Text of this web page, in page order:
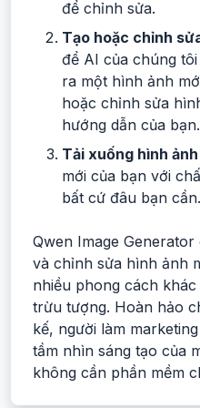
để chỉnh sửa.
Tạo hoặc chỉnh
để AI của chúng
ra một hình ảnh
hoặc chỉnh sửa
hướng dẫn của bạn.
Tải xuống hình
mới của bạn với
bất cứ đâu bạn cần.
Qwen Image
và chỉnh sửa hình ảnh
nhiều phong cách
trừu tượng. Hoàn hảo
kế, người làm
tầm nhìn sáng tạo của
không cần phần mềm